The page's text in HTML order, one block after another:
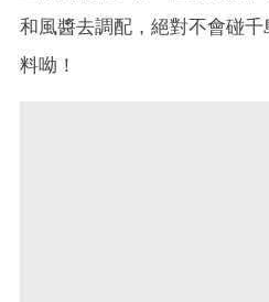
和風醬去調配，絕對不會碰
料呦！